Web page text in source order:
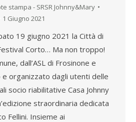
stampa - SRSR Johnny&Mary
1 Giugno 2021
19 giugno 2021 la Città di
Corto… Ma non troppo!
dall’ASL di Frosinone e
e organizzato dagli utenti delle
socio riabilitative Casa Johnny
straordinaria dedicata
Fellini. Insieme ai